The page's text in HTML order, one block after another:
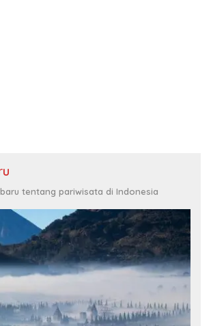
tentang pariwisata di Indonesia